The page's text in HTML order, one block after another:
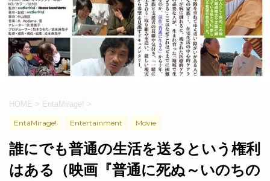
HOME > EntaMirage! >
EntaMirage! Entertainment Movie
誰にでも普通の生活を送るという権利
はある（映画『普通に死ぬ～いのちの